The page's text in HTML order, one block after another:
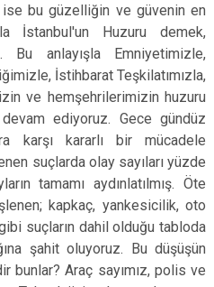
bu güzelliğin ve güvenin en
İstanbul'un Huzuru demek,
Bu anlayışla Emniyetimizle,
İstihbarat Teşkilatımızla,
ve hemşehrilerimizin huzuru
ediyoruz. Gece gündüz
karşı kararlı bir mücadele
suçlarda olay sayıları yüzde
tamamı aydınlatılmış. Öte
kapkaç, yankesicilik, oto
gibi suçların dahil olduğu tabloda
şahit oluyoruz. Bu düşüşün
bunlar? Araç sayımız, polis ve